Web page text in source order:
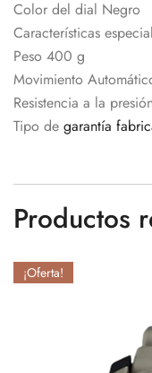
Color del dial Negro
Características
Peso 400 g
Movimiento
Resistencia a la
Tipo de garantía
Productos
¡Oferta!